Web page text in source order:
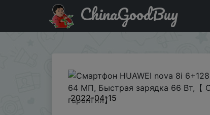
Купити по знижці $127.60/359.59 Смартфон
ChinaGoodBuy
2022-04-15